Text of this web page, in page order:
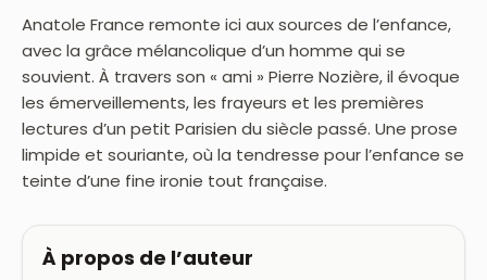
Anatole France remonte ici aux sources de l’enfance,
avec la grâce mélancolique d’un homme qui se
souvient. À travers son « ami » Pierre Nozière, il évoque
les émerveillements, les frayeurs et les premières
lectures d’un petit Parisien du siècle passé. Une prose
limpide et souriante, où la tendresse pour l’enfance se
teinte d’une fine ironie tout française.
À propos de l’auteur